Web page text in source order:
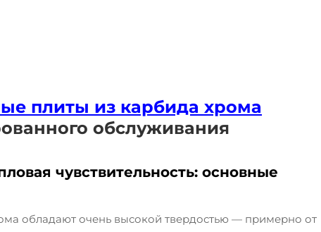
плиты из карбида хрома
обслуживания
чувствительность: основные
обладают очень высокой твердостью — примерно от